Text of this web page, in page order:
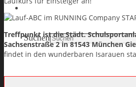
Suchen
Treffpunkt ist die Städt.
Sachsenstraße 2 in 81543 München
findet in den wunderbaren Isarauen